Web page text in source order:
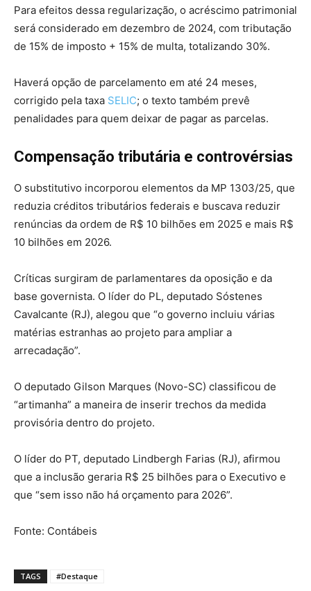
Para efeitos dessa regularização, o acréscimo patrimonial
será considerado em dezembro de 2024, com tributação
de 15% de imposto + 15% de multa, totalizando 30%.
Haverá opção de parcelamento em até 24 meses,
corrigido pela taxa SELIC; o texto também prevê
penalidades para quem deixar de pagar as parcelas.
Compensação tributária e controvérsias
O substitutivo incorporou elementos da MP 1303/25, que
reduzia créditos tributários federais e buscava reduzir
renúncias da ordem de R$ 10 bilhões em 2025 e mais R$
10 bilhões em 2026.
Críticas surgiram de parlamentares da oposição e da
base governista. O líder do PL, deputado Sóstenes
Cavalcante (RJ), alegou que “o governo incluiu várias
matérias estranhas ao projeto para ampliar a
arrecadação”.
O deputado Gilson Marques (Novo-SC) classificou de
“artimanha” a maneira de inserir trechos da medida
provisória dentro do projeto.
O líder do PT, deputado Lindbergh Farias (RJ), afirmou
que a inclusão geraria R$ 25 bilhões para o Executivo e
que “sem isso não há orçamento para 2026”.
Fonte: Contábeis
TAGS #Destaque